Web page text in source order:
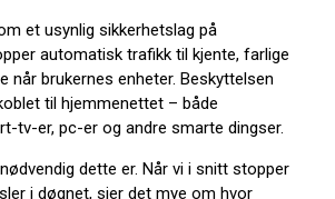
et usynlig sikkerhetslag på
automatisk trafikk til kjente, farlige
når brukernes enheter. Beskyttelsen
til hjemmenettet – både
tv-er, pc-er og andre smarte dingser.
dette er. Når vi i snitt stopper
i døgnet, sier det mye om hvor